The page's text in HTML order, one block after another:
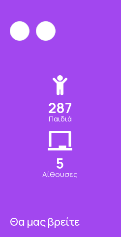
350
Παιδιά
7
Αίθουσες
Θα μας βρείτε